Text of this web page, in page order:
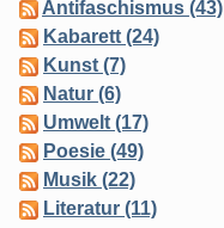
Antifaschismus (43)
Kabarett (24)
Kunst (7)
Natur (6)
Umwelt (17)
Poesie (49)
Musik (22)
Literatur (11)